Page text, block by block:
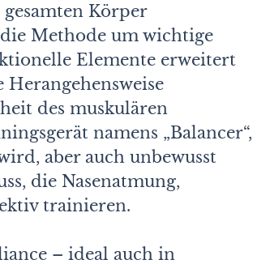
Körper
Methode um wichtige
Elemente erweitert
des muskulären
namens „Balancer“,
aber auch unbewusst
die Nasenatmung,
trainieren.
– ideal auch in